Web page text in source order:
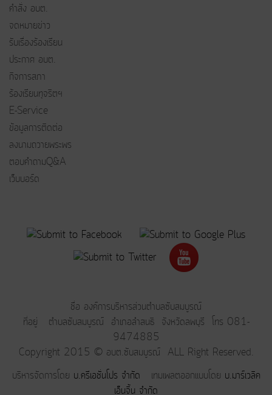
คำสั่ง อบต.
จดหมายข่าว
รับเรื่องร้องเรียน
ประกาศ อบต.
กิจการสภา
ร้องเรียนทุจริตฯ
E-Service
ข้อมูลการติดต่อ
ลงนามถวายพระพร
ตอบคำถามQ&A
เว็บบอร์ด
ชื่อ องค์การบริหารส่วนตำบลซับสมบูรณ์
ที่อยู่ ตำบลซับสมบูรณ์ อำเภอลำสนธิ จังหวัดลพบุรี โทร 081-
9474885
Copyright 2015 © อบต.ซับสมบูรณ์ ALL Right Reserved.
บริหารจัดการโดย บ.ครีเอชั่นโปร จำกัด เทมเพลตออกแบบโดย บ.มาร์เวลิค
เอ็นจิ้น จำกัด